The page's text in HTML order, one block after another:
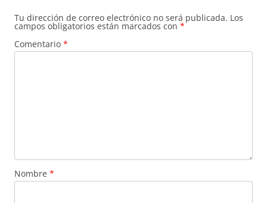
Tu dirección de correo electrónico no será publicada. Los
campos obligatorios están marcados con *
Comentario *
Nombre *